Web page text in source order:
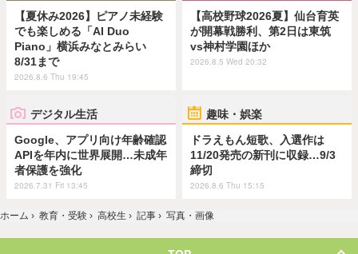
【夏休み2026】ピアノ未経験
でも楽しめる「AI Duo
Piano」横浜みなとみらい
8/31まで
2026.8.6 Thu 19:45
【高校野球2026夏】仙台育英
が開幕戦勝利、第2日は東筑
vs神村学園ほか
2026.8.5 Wed 20:32
デジタル生活
Google、アプリ向け年齢確認
APIを年内に世界展開…未成年
者保護を強化
2026.7.31 Fri 13:45
趣味・娯楽
ドラえもん短歌、入選作は
11/20発売の新刊に収録…9/3
締切
2026.8.6 Thu 15:15
ホーム › 教育・受験 › 高校生 › 記事 › 写真・画像